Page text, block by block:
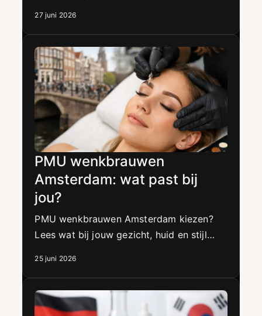
pigment, glow of huidversteviging.
27 juni 2026
PMU wenkbrauwen
Amsterdam: wat past bij
jou?
PMU wenkbrauwen Amsterdam kiezen?
Lees wat bij jouw gezicht, huid en stijl
subtiel resultaat echt luxe oogt.
25 juni 2026